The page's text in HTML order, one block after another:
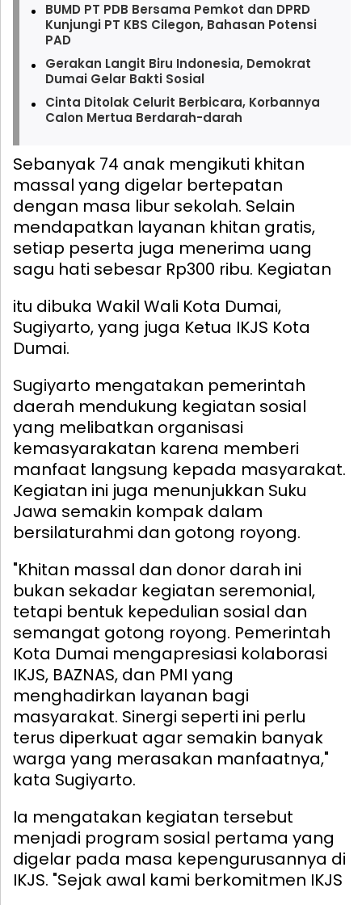
BUMD PT PDB Bersama Pemkot dan DPRD
Kunjungi PT KBS Cilegon, Bahasan Potensi
PAD
Gerakan Langit Biru Indonesia, Demokrat
Dumai Gelar Bakti Sosial
Cinta Ditolak Celurit Berbicara, Korbannya
Calon Mertua Berdarah-darah
Sebanyak 74 anak mengikuti khitan
massal yang digelar bertepatan
dengan masa libur sekolah. Selain
mendapatkan layanan khitan gratis,
setiap peserta juga menerima uang
sagu hati sebesar Rp300 ribu. Kegiatan
itu dibuka Wakil Wali Kota Dumai,
Sugiyarto, yang juga Ketua IKJS Kota
Dumai.
Sugiyarto mengatakan pemerintah
daerah mendukung kegiatan sosial
yang melibatkan organisasi
kemasyarakatan karena memberi
manfaat langsung kepada masyarakat.
Kegiatan ini juga menunjukkan Suku
Jawa semakin kompak dalam
bersilaturahmi dan gotong royong.
"Khitan massal dan donor darah ini
bukan sekadar kegiatan seremonial,
tetapi bentuk kepedulian sosial dan
semangat gotong royong. Pemerintah
Kota Dumai mengapresiasi kolaborasi
IKJS, BAZNAS, dan PMI yang
menghadirkan layanan bagi
masyarakat. Sinergi seperti ini perlu
terus diperkuat agar semakin banyak
warga yang merasakan manfaatnya,"
kata Sugiyarto.
Ia mengatakan kegiatan tersebut
menjadi program sosial pertama yang
digelar pada masa kepengurusannya di
IKJS. "Sejak awal kami berkomitmen IKJS